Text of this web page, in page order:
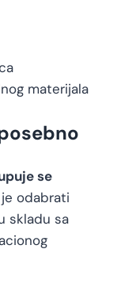
materijala
se
odabrati
skladu sa